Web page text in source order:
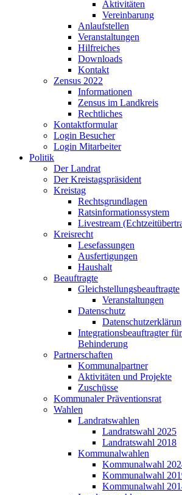
Aktivitäten
Vereinbarung
Anlaufstellen
Veranstaltungen
Hilfreiches
Downloads
Kontakt
Zensus 2022
Informationen
Zensus im Landkreis
Rechtliches
Kontaktformular
Login Besucher
Login Mitarbeiter
Politik
Der Landrat
Der Kreistagspräsident
Kreistag
Rechtsgrundlagen
Ratsinformationssystem
Livestream
Kreisrecht
Lesefassungen
Ausfertigungen
Haushalt
Beauftragte
Gleichstellungsbeauftragte
Veranstaltungen
Datenschutz
Integrationsbeauftragter
Behinderung
Partnerschaften
Kommunalpartner
Aktivitäten und Projekte
Zuschüsse
Kommunaler Präventionsrat
Wahlen
Landratswahlen
Landratswahl 2025
Landratswahl 2018
Kommunalwahlen
Kommunalwahl
Kommunalwahl
Kommunalwahl